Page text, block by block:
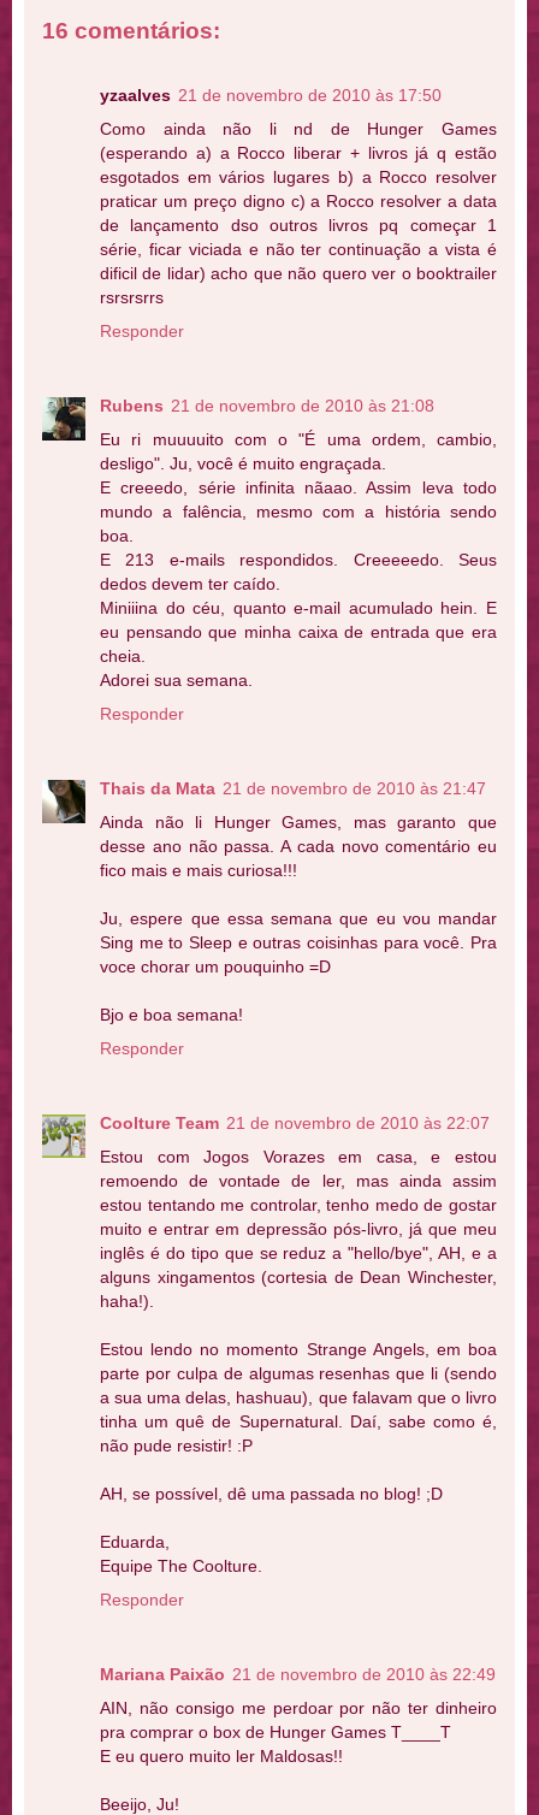
16 comentários:
yzaalves 21 de novembro de 2010 às 17:50
Como ainda não li nd de Hunger Games
(esperando a) a Rocco liberar + livros já q estão
esgotados em vários lugares b) a Rocco resolver
praticar um preço digno c) a Rocco resolver a data
de lançamento dso outros livros pq começar 1
série, ficar viciada e não ter continuação a vista é
dificil de lidar) acho que não quero ver o booktrailer
rsrsrsrrs
Responder
Rubens 21 de novembro de 2010 às 21:08
Eu ri muuuuito com o "É uma ordem, cambio,
desligo". Ju, você é muito engraçada.
E creeedo, série infinita nãaao. Assim leva todo
mundo a falência, mesmo com a história sendo
boa.
E 213 e-mails respondidos. Creeeeedo. Seus
dedos devem ter caído.
Miniiina do céu, quanto e-mail acumulado hein. E
eu pensando que minha caixa de entrada que era
cheia.
Adorei sua semana.
Responder
Thais da Mata 21 de novembro de 2010 às 21:47
Ainda não li Hunger Games, mas garanto que
desse ano não passa. A cada novo comentário eu
fico mais e mais curiosa!!!
Ju, espere que essa semana que eu vou mandar
Sing me to Sleep e outras coisinhas para você. Pra
voce chorar um pouquinho =D
Bjo e boa semana!
Responder
Coolture Team 21 de novembro de 2010 às 22:07
Estou com Jogos Vorazes em casa, e estou
remoendo de vontade de ler, mas ainda assim
estou tentando me controlar, tenho medo de gostar
muito e entrar em depressão pós-livro, já que meu
inglês é do tipo que se reduz a "hello/bye", AH, e a
alguns xingamentos (cortesia de Dean Winchester,
haha!).
Estou lendo no momento Strange Angels, em boa
parte por culpa de algumas resenhas que li (sendo
a sua uma delas, hashuau), que falavam que o livro
tinha um quê de Supernatural. Daí, sabe como é,
não pude resistir! :P
AH, se possível, dê uma passada no blog! ;D
Eduarda,
Equipe The Coolture.
Responder
Mariana Paixão 21 de novembro de 2010 às 22:49
AIN, não consigo me perdoar por não ter dinheiro
pra comprar o box de Hunger Games T____T
E eu quero muito ler Maldosas!!
Beeijo, Ju!